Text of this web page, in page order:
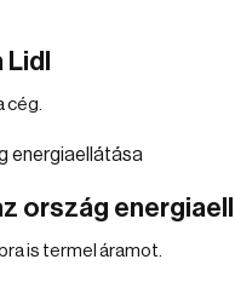
cég.
ország
is termel áramot.